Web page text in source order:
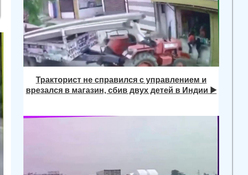
Тракторист не справился с управлением и
врезался в магазин, сбив двух детей в Индии ▶️